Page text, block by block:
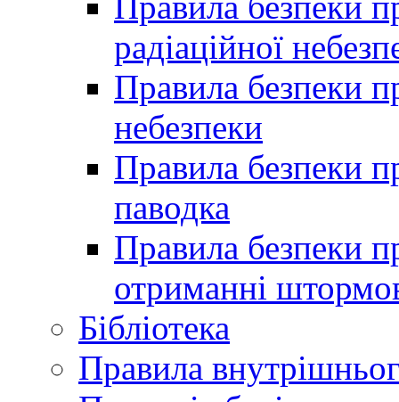
радіаційної
Правила безпеки
небезпеки
Правила безпеки
паводка
Правила безпеки
отриманні
Бібліотека
Правила